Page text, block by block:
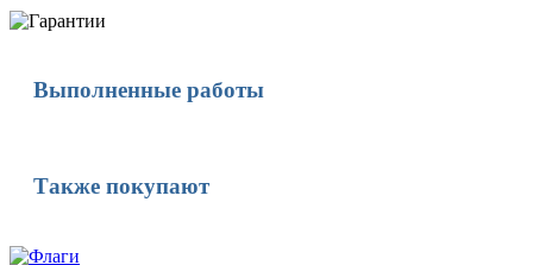
Выполненные работы
Также покупают